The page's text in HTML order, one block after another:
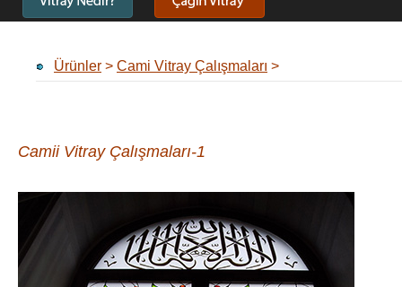
Ürünler > Cami Vitray Çalışmaları >
Camii Vitray Çalışmaları-1